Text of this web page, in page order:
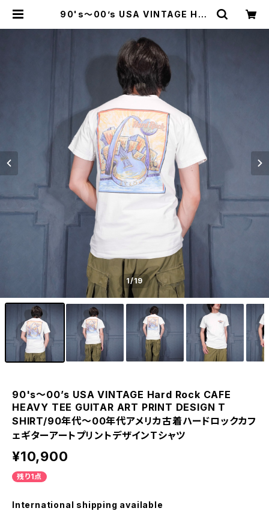
90's〜00’s USA VINTAGE Har
T/90年代〜00年代アメリカ古着ハ
ードロックカフェギターアートプリン
トデザインTシャツ | Titti Vintage
1/19
90's〜00’s USA VINTAGE Hard Rock CAFE
HEAVY TEE GUITAR ART PRINT DESIGN T
SHIRT/90年代〜00年代アメリカ古着ハードロックカフ
ェギターアートプリントデザインTシャツ
¥10,900
残り1点
International shipping available